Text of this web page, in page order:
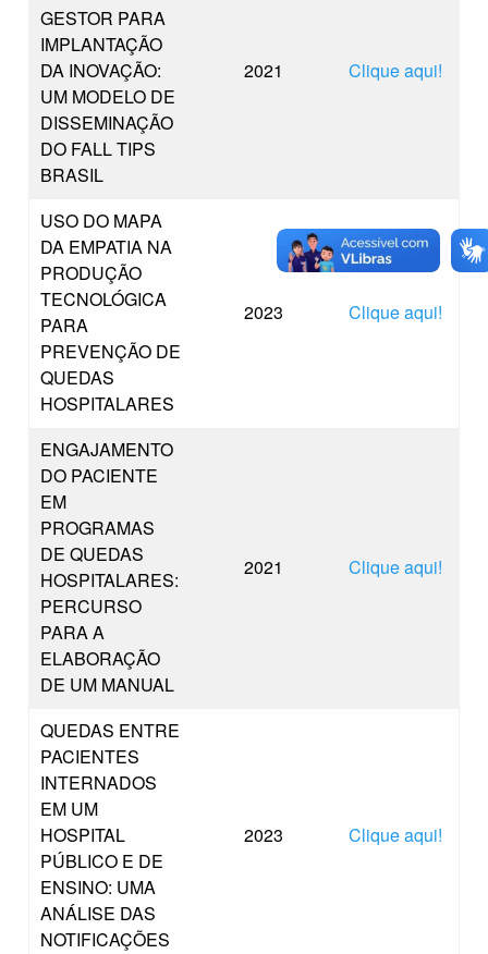
GESTOR PARA
IMPLANTAÇÃO
DA INOVAÇÃO:
UM MODELO DE
DISSEMINAÇÃO
DO FALL TIPS
BRASIL
2021 Clique aqui!
USO DO MAPA
DA EMPATIA NA
PRODUÇÃO
TECNOLÓGICA
PARA
PREVENÇÃO DE
QUEDAS
HOSPITALARES
2023 Clique aqui!
ENGAJAMENTO
DO PACIENTE
EM
PROGRAMAS
DE QUEDAS
HOSPITALARES:
PERCURSO
PARA A
ELABORAÇÃO
DE UM MANUAL
2021 Clique aqui!
QUEDAS ENTRE
PACIENTES
INTERNADOS
EM UM
HOSPITAL
PÚBLICO E DE
ENSINO: UMA
ANÁLISE DAS
NOTIFICAÇÕES
2023 Clique aqui!